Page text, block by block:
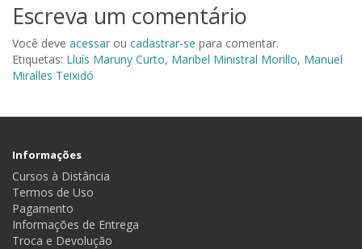
Escreva um comentário
Você deve acessar ou cadastrar-se para comentar.
Etiquetas: Lluís Maruny Curto, Maribel Ministral Morillo, Manuel
Miralles Teixidó
Informações
Cursos à Distância
Termos de Uso
Pagamento
Informações de Entrega
Troca e Devolução